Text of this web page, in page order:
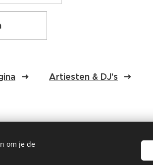
Artiesten & DJ's
Fcrew event support
om je de